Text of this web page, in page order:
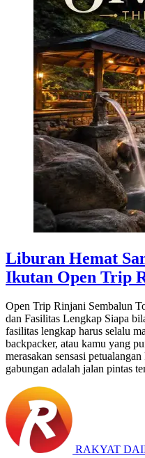
Liburan Hemat
Ikutan Open Trip
Open Trip Rinjani Sembalun
dan Fasilitas Lengkap Siapa
fasilitas lengkap harus selalu
backpacker, atau kamu yang
merasakan sensasi
gabungan adalah jalan pintas
RAKYAT